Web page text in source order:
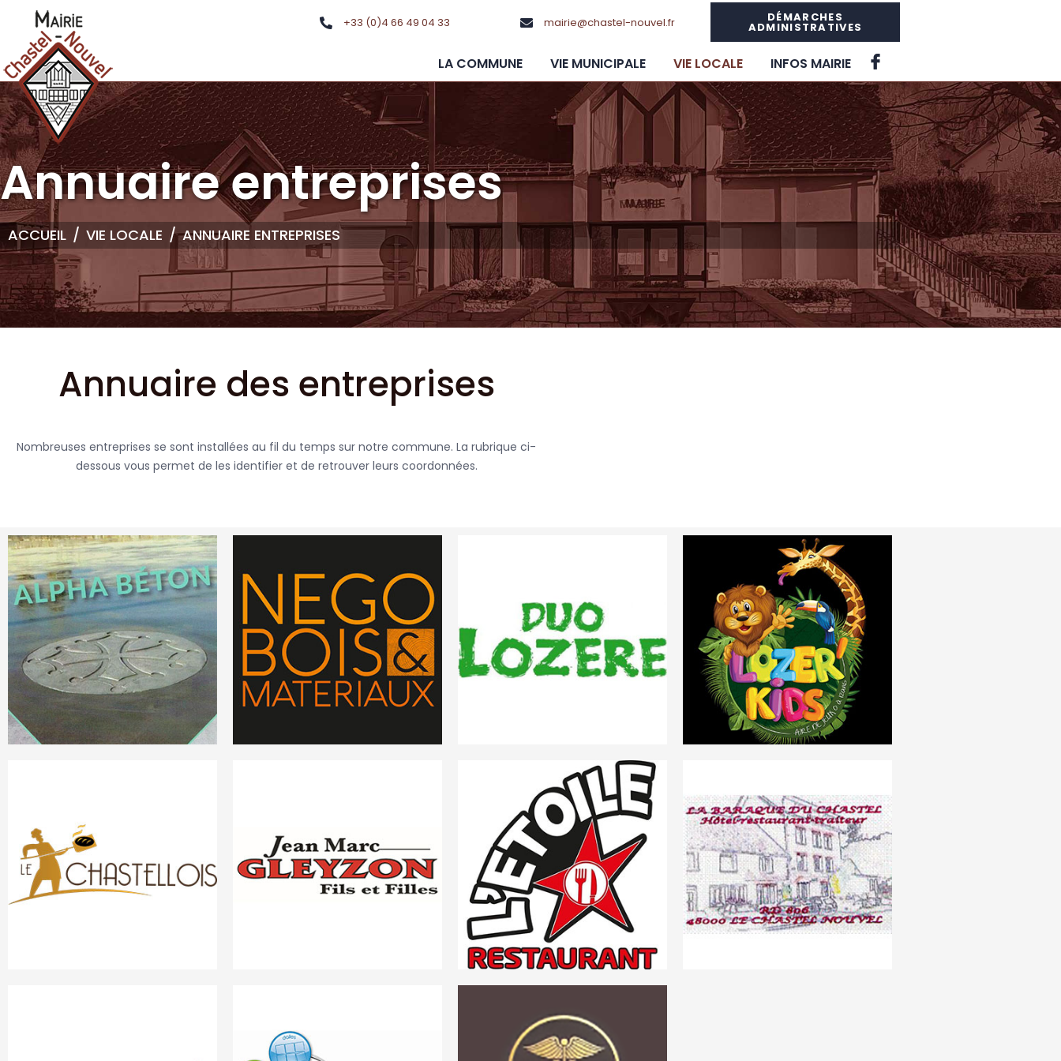
+33 (0)4 66 49 04 33 mairie@chastel-nouvel.fr DÉMARCHES
ADMINISTRATIVES
LA COMMUNE VIE MUNICIPALE VIE LOCALE INFOS MAIRIE
Annuaire entreprises
ACCUEIL VIE LOCALE ANNUAIRE ENTREPRISES
Annuaire des entreprises
Nombreuses entreprises se sont installées au fil du temps sur notre commune. La rubrique ci-
dessous vous permet de les identifier et de retrouver leurs coordonnées.